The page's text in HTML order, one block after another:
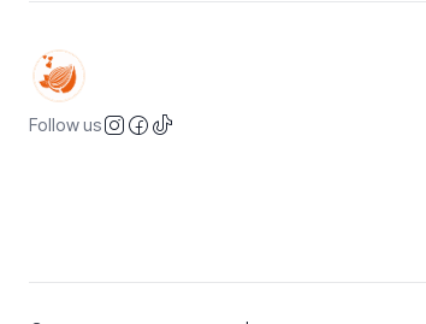
Follow us